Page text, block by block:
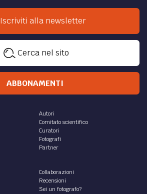
Iscriviti alla newsletter
Cerca nel sito
ABBONAMENTI
Autori
Comitato scientifico
Curatori
Fotografi
Partner
Collaborazioni
Recensioni
Sei un fotografo?